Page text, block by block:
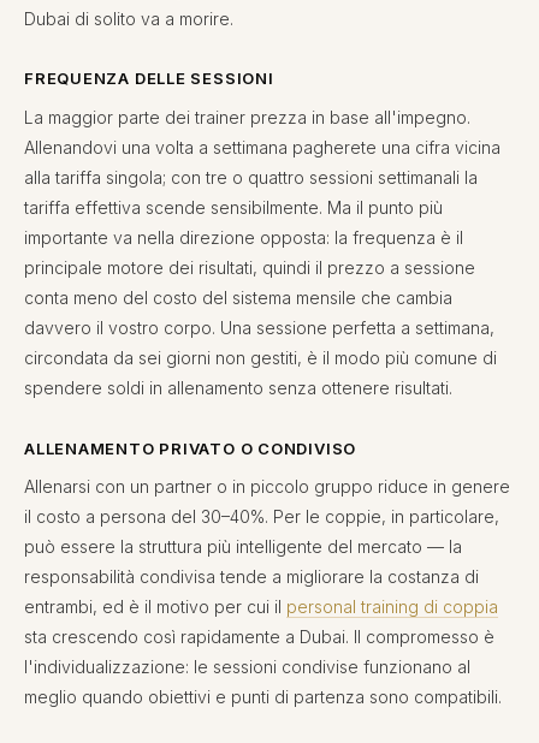
Dubai di solito va a morire.
FREQUENZA DELLE SESSIONI
La maggior parte dei trainer prezza in base all'impegno.
Allenandovi una volta a settimana pagherete una cifra vicina
alla tariffa singola; con tre o quattro sessioni settimanali la
tariffa effettiva scende sensibilmente. Ma il punto più
importante va nella direzione opposta: la frequenza è il
principale motore dei risultati, quindi il prezzo a sessione
conta meno del costo del sistema mensile che cambia
davvero il vostro corpo. Una sessione perfetta a settimana,
circondata da sei giorni non gestiti, è il modo più comune di
spendere soldi in allenamento senza ottenere risultati.
ALLENAMENTO PRIVATO O CONDIVISO
Allenarsi con un partner o in piccolo gruppo riduce in genere
il costo a persona del 30–40%. Per le coppie, in particolare,
può essere la struttura più intelligente del mercato — la
responsabilità condivisa tende a migliorare la costanza di
entrambi, ed è il motivo per cui il personal training di coppia
sta crescendo così rapidamente a Dubai. Il compromesso è
l'individualizzazione: le sessioni condivise funzionano al
meglio quando obiettivi e punti di partenza sono compatibili.